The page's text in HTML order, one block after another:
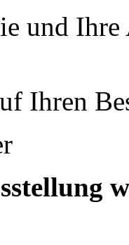
und
Ihren